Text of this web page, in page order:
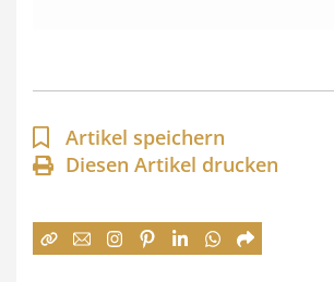
p
a
n
e
Artikel speichern
Diesen Artikel drucken